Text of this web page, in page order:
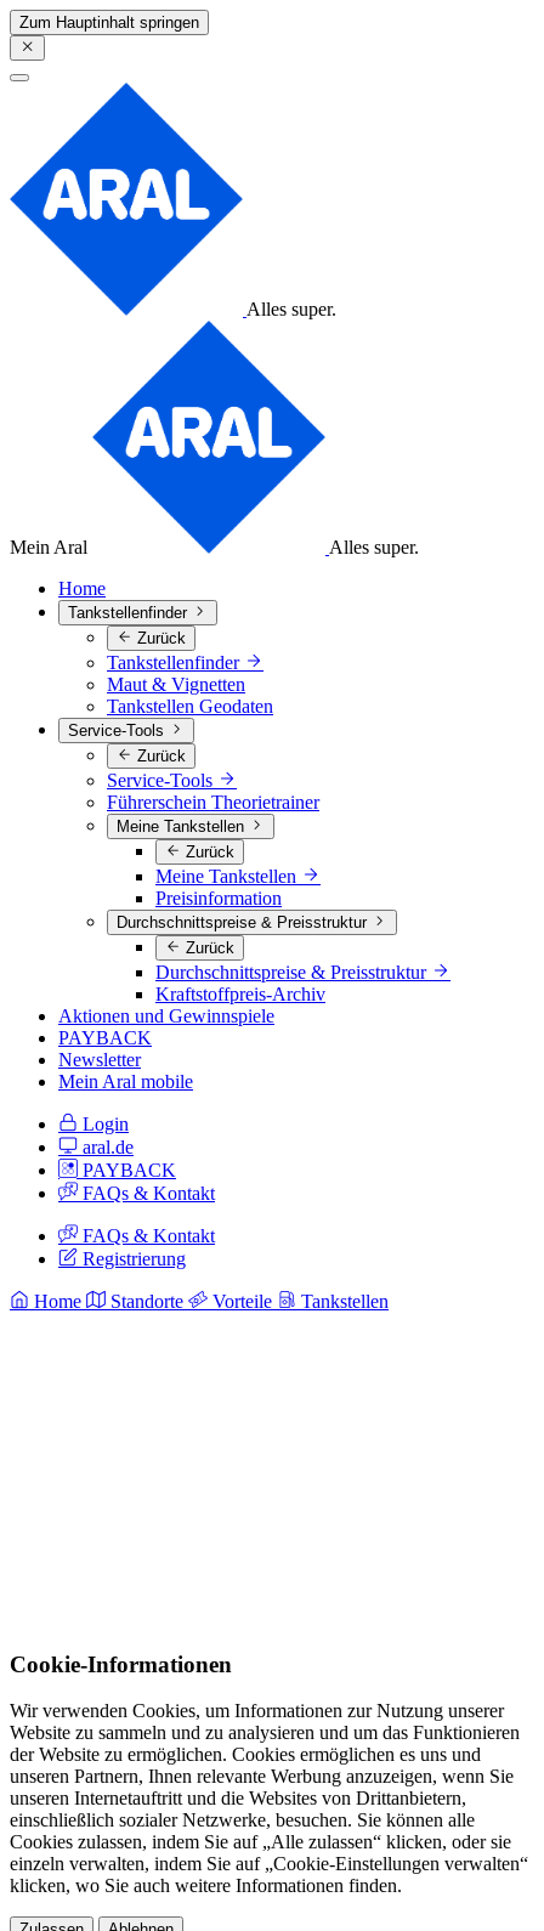
Zum Hauptinhalt springen
Alles super.
Mein Aral
Alles super.
Home
Tankstellenfinder
Zurück
Tankstellenfinder
Maut & Vignetten
Tankstellen Geodaten
Service-Tools
Zurück
Service-Tools
Führerschein Theorietrainer
Meine Tankstellen
Zurück
Meine Tankstellen
Preisinformation
Durchschnittspreise & Preisstruktur
Zurück
Durchschnittspreise & Preisstruktur
Kraftstoffpreis-Archiv
Aktionen und Gewinnspiele
PAYBACK
Newsletter
Mein Aral mobile
Login
aral.de
PAYBACK
FAQs & Kontakt
FAQs & Kontakt
Registrierung
Home Standorte Vorteile Tankstellen
Cookie-Informationen
Wir verwenden Cookies, um Informationen zur Nutzung unserer
Website zu sammeln und zu analysieren und um das Funktionieren
der Website zu ermöglichen. Cookies ermöglichen es uns und
unseren Partnern, Ihnen relevante Werbung anzuzeigen, wenn Sie
unseren Internetauftritt und die Websites von Drittanbietern,
einschließlich sozialer Netzwerke, besuchen. Sie können alle
Cookies zulassen, indem Sie auf „Alle zulassen“ klicken, oder sie
einzeln verwalten, indem Sie auf „Cookie-Einstellungen verwalten“
klicken, wo Sie auch weitere Informationen finden.